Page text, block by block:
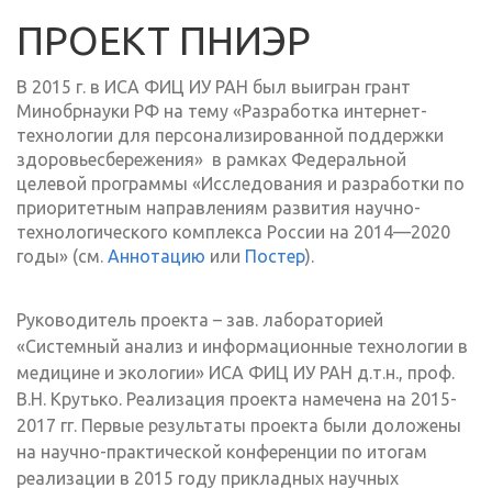
ПРОЕКТ ПНИЭР
В 2015 г. в ИСА ФИЦ ИУ РАН был выигран грант
Минобрнауки РФ на тему «Разработка интернет-
технологии для персонализированной поддержки
здоровьесбережения» в рамках Федеральной
целевой программы «Исследования и разработки по
приоритетным направлениям развития научно-
технологического комплекса России на 2014—2020
годы» (см. Аннотацию или Постер).
Руководитель проекта – зав. лабораторией
«Системный анализ и информационные технологии в
медицине и экологии» ИСА ФИЦ ИУ РАН д.т.н., проф.
В.Н. Крутько. Реализация проекта намечена на 2015-
2017 гг. Первые результаты проекта были доложены
на научно-практической конференции по итогам
реализации в 2015 году прикладных научных